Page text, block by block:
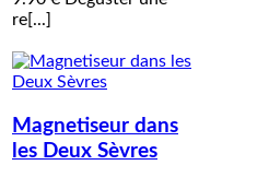
re[...]
Magnetiseur dans
les Deux Sèvres